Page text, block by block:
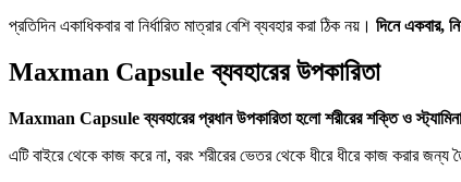
প্রতিদিন একাধিকবার বা নির্ধারিত মাত্রার বেশি ব্যবহার করা ঠিক নয়। দিনে একবার,
Maxman Capsule ব্যবহারের উপকারিতা
Maxman Capsule ব্যবহারের প্রধান উপকারিতা হলো শরীরের শক্তি ও স্ট্যামিনা
এটি বাইরে থেকে কাজ করে না, বরং শরীরের ভেতর থেকে ধীরে ধীরে কাজ করার জন্য